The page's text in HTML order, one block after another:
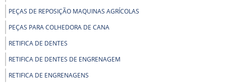
PEÇAS DE REPOSIÇÃO MAQUINAS AGRÍCOLAS
PEÇAS PARA COLHEDORA DE CANA
RETIFICA DE DENTES
RETIFICA DE DENTES DE ENGRENAGEM
RETIFICA DE ENGRENAGENS